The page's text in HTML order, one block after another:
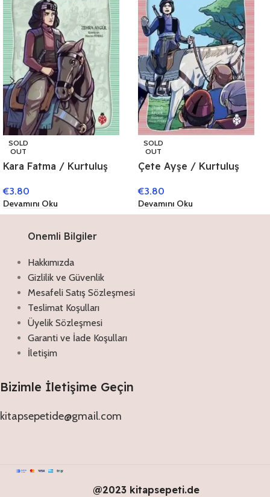
SOLD
OUT
Kara Fatma / Kurtuluş
€3.80
Devamını Oku
SOLD
OUT
Çete Ayşe / Kurtuluş
€3.80
Devamını Oku
Onemli Bilgiler
Hakkımızda
Gizlilik ve Güvenlik
Mesafeli Satış Sözleşmesi
Teslimat Koşulları
Üyelik Sözleşmesi
Garanti ve İade Koşulları
İletişim
Bizimle İletişime Geçin
kitapsepetide@gmail.com
@2023 kitapsepeti.de